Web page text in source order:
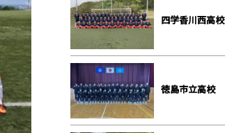
四学香川西高校
徳島市立高校